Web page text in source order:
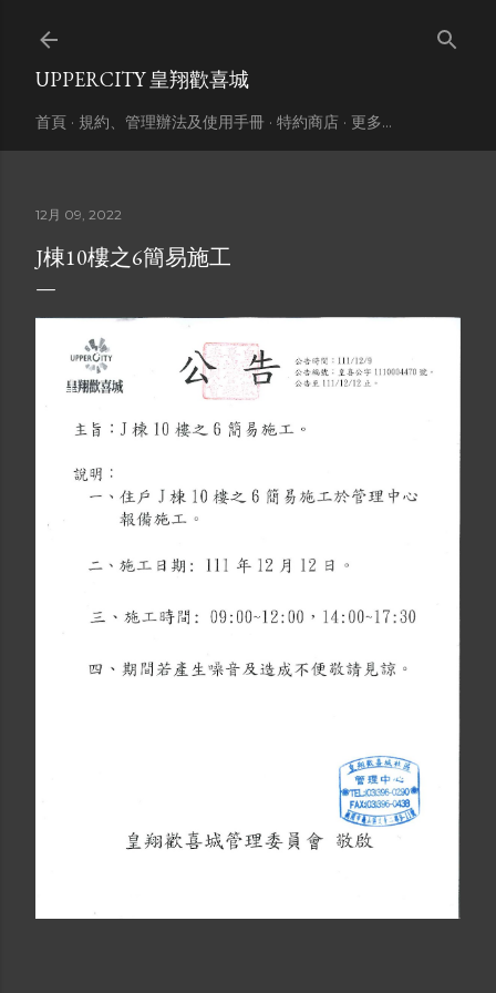
UPPERCITY 皇翔歡喜城
首頁 規約、管理辦法及使用手冊 特約商店 更多…
12月 09, 2022
J棟10樓之6簡易施工